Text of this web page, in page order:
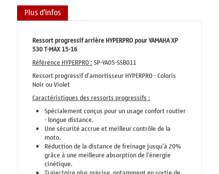
Plus d'infos
Ressort progressif arrière HYPERPRO pour YAMAHA XP
530 T-MAX 15-16
Référence HYPERPRO :SP-YA05-SSB011
Ressort progressif d'amortisseur HYPERPRO - Coloris
Noir ou Violet
Caractéristiques des ressorts progressifs :
Spécialement conçus pour un usage confort routier
- longue distance.
Une sécurité accrue et meilleur contrôle de la
moto.
Réduction de la distance de freinage jusqu'à 20%
grâce à une meilleure absorption de l'énergie
cinétique.